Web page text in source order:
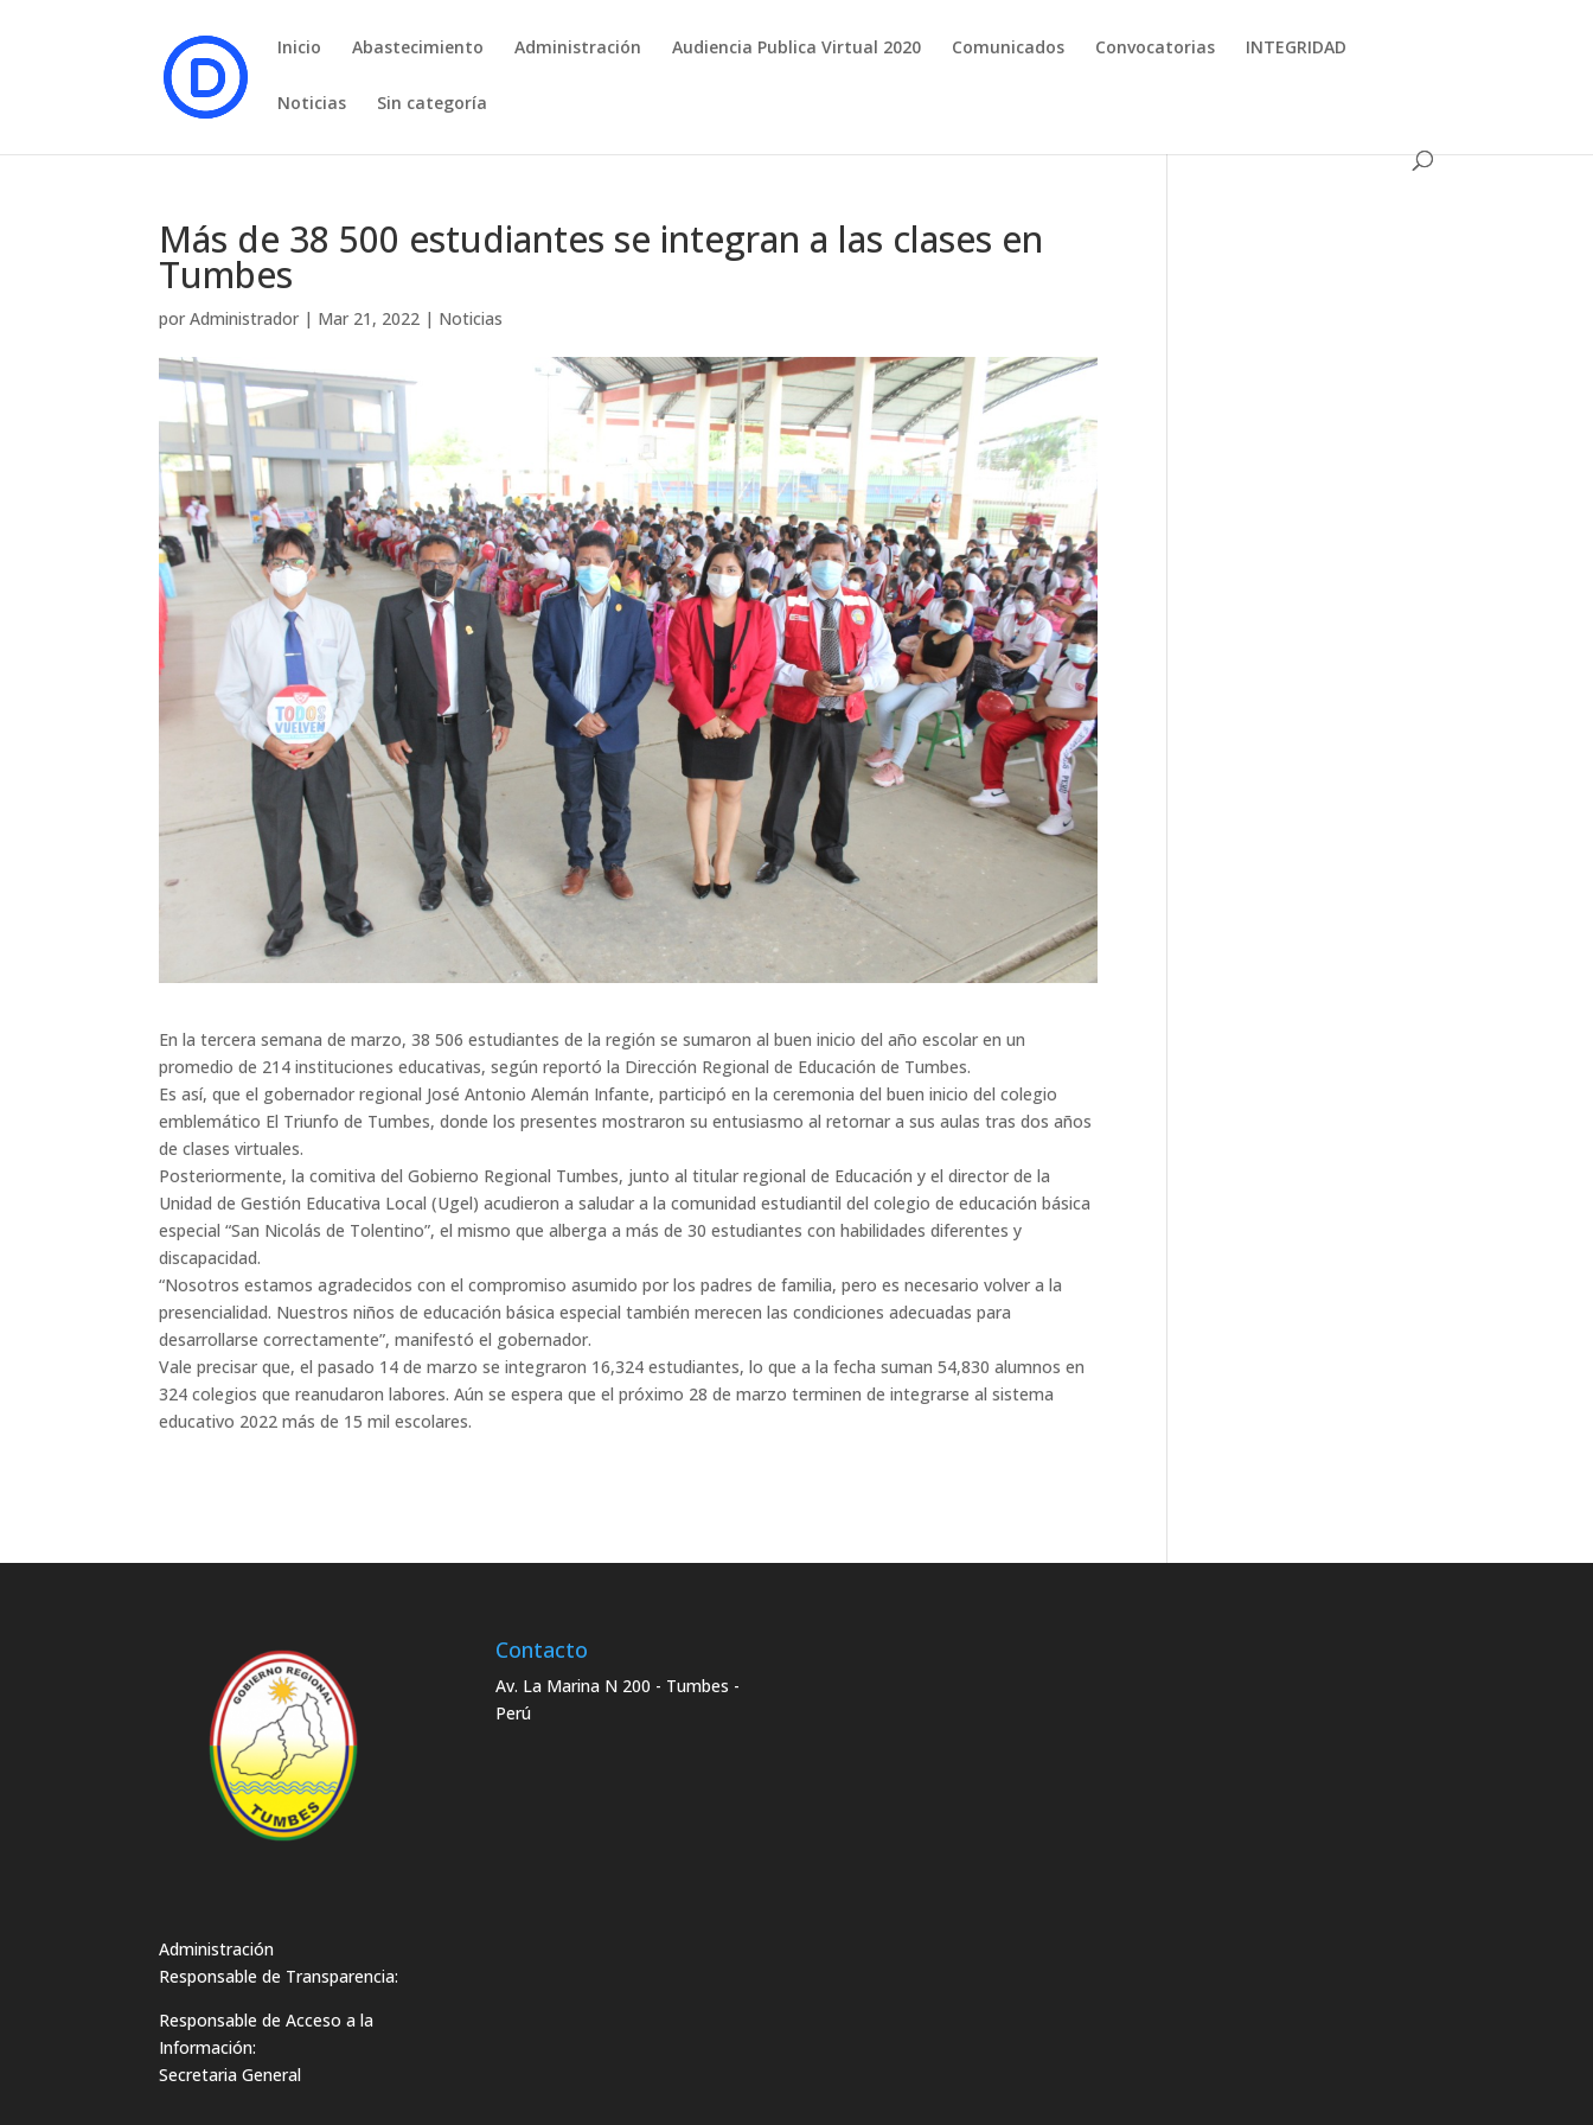
Inicio Abastecimiento Administración Audiencia Publica Virtual 2020 Comunicados Convocatorias INTEGRIDAD
Noticias Sin categoría
Más de 38 500 estudiantes se integran a las clases en
Tumbes
porAdministrador | Mar 21, 2022 | Noticias
En la tercera semana de marzo, 38 506 estudiantes de la región se sumaron al buen inicio del año escolar en un
promedio de 214 instituciones educativas, según reportó la Dirección Regional de Educación de Tumbes.
Es así, que el gobernador regional José Antonio Alemán Infante, participó en la ceremonia del buen inicio del colegio
emblemático El Triunfo de Tumbes, donde los presentes mostraron su entusiasmo al retornar a sus aulas tras dos años
de clases virtuales.
Posteriormente, la comitiva del Gobierno Regional Tumbes, junto al titular regional de Educación y el director de la
Unidad de Gestión Educativa Local (Ugel) acudieron a saludar a la comunidad estudiantil del colegio de educación básica
especial “San Nicolás de Tolentino”, el mismo que alberga a más de 30 estudiantes con habilidades diferentes y
discapacidad.
“Nosotros estamos agradecidos con el compromiso asumido por los padres de familia, pero es necesario volver a la
presencialidad. Nuestros niños de educación básica especial también merecen las condiciones adecuadas para
desarrollarse correctamente”, manifestó el gobernador.
Vale precisar que, el pasado 14 de marzo se integraron 16,324 estudiantes, lo que a la fecha suman 54,830 alumnos en
324 colegios que reanudaron labores. Aún se espera que el próximo 28 de marzo terminen de integrarse al sistema
educativo 2022 más de 15 mil escolares.
Administración
Responsable de Transparencia:
Responsable de Acceso a la
Información:
Secretaria General
Contacto
Av. La Marina N 200 - Tumbes -
Perú